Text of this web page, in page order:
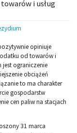
i usług
opiniuje
od towarów i
jest ograniczenie
obciążeń
to ma charakter
gospodarstw
cen paliw na stacjach
31 marca